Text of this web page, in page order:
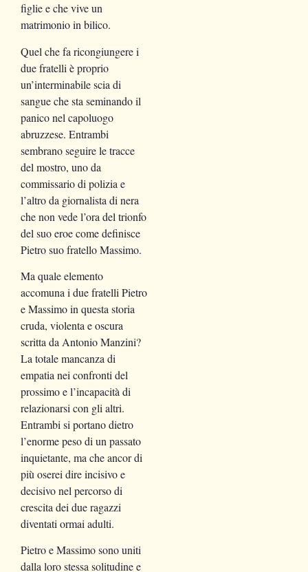
figlie e che vive un
matrimonio in bilico.
Quel che fa ricongiungere i
due fratelli è proprio
un’interminabile scia di
sangue che sta seminando il
panico nel capoluogo
abruzzese. Entrambi
sembrano seguire le tracce
del mostro, uno da
commissario di polizia e
l’altro da giornalista di nera
che non vede l’ora del trionfo
del suo eroe come definisce
Pietro suo fratello Massimo.
Ma quale elemento
accomuna i due fratelli Pietro
e Massimo in questa storia
cruda, violenta e oscura
scritta da Antonio Manzini?
La totale mancanza di
empatia nei confronti del
prossimo e l’incapacità di
relazionarsi con gli altri.
Entrambi si portano dietro
l’enorme peso di un passato
inquietante, ma che ancor di
più oserei dire incisivo e
decisivo nel percorso di
crescita dei due ragazzi
diventati ormai adulti.
Pietro e Massimo sono uniti
dalla loro stessa solitudine e